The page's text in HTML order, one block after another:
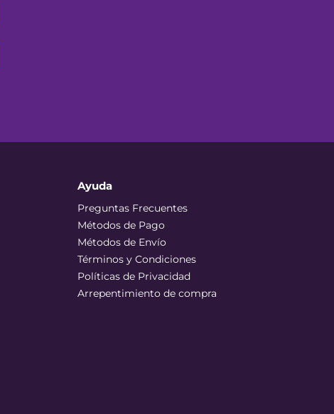
Ayuda
Preguntas Frecuentes
Métodos de Pago
Métodos de Envío
Términos y Condiciones
Políticas de Privacidad
Arrepentimiento de compra